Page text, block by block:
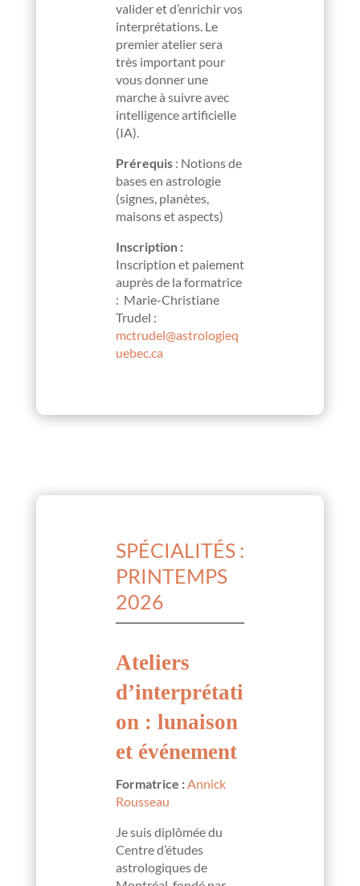
valider et d’enrichir vos
interprétations. Le
premier atelier sera
très important pour
vous donner une
marche à suivre avec
intelligence artificielle
(IA).
Prérequis: Notions de
bases en astrologie
(signes, planètes,
maisons et aspects)
Inscription :
Inscription et paiement
auprès de la formatrice
: Marie-Christiane
Trudel :
mctrudel@astrologieq
uebec.ca
SPÉCIALITÉS :
PRINTEMPS
2026
Ateliers
d’interprétati
on : lunaison
et événement
Formatrice :Annick
Rousseau
Je suis diplômée du
Centre d’études
astrologiques de